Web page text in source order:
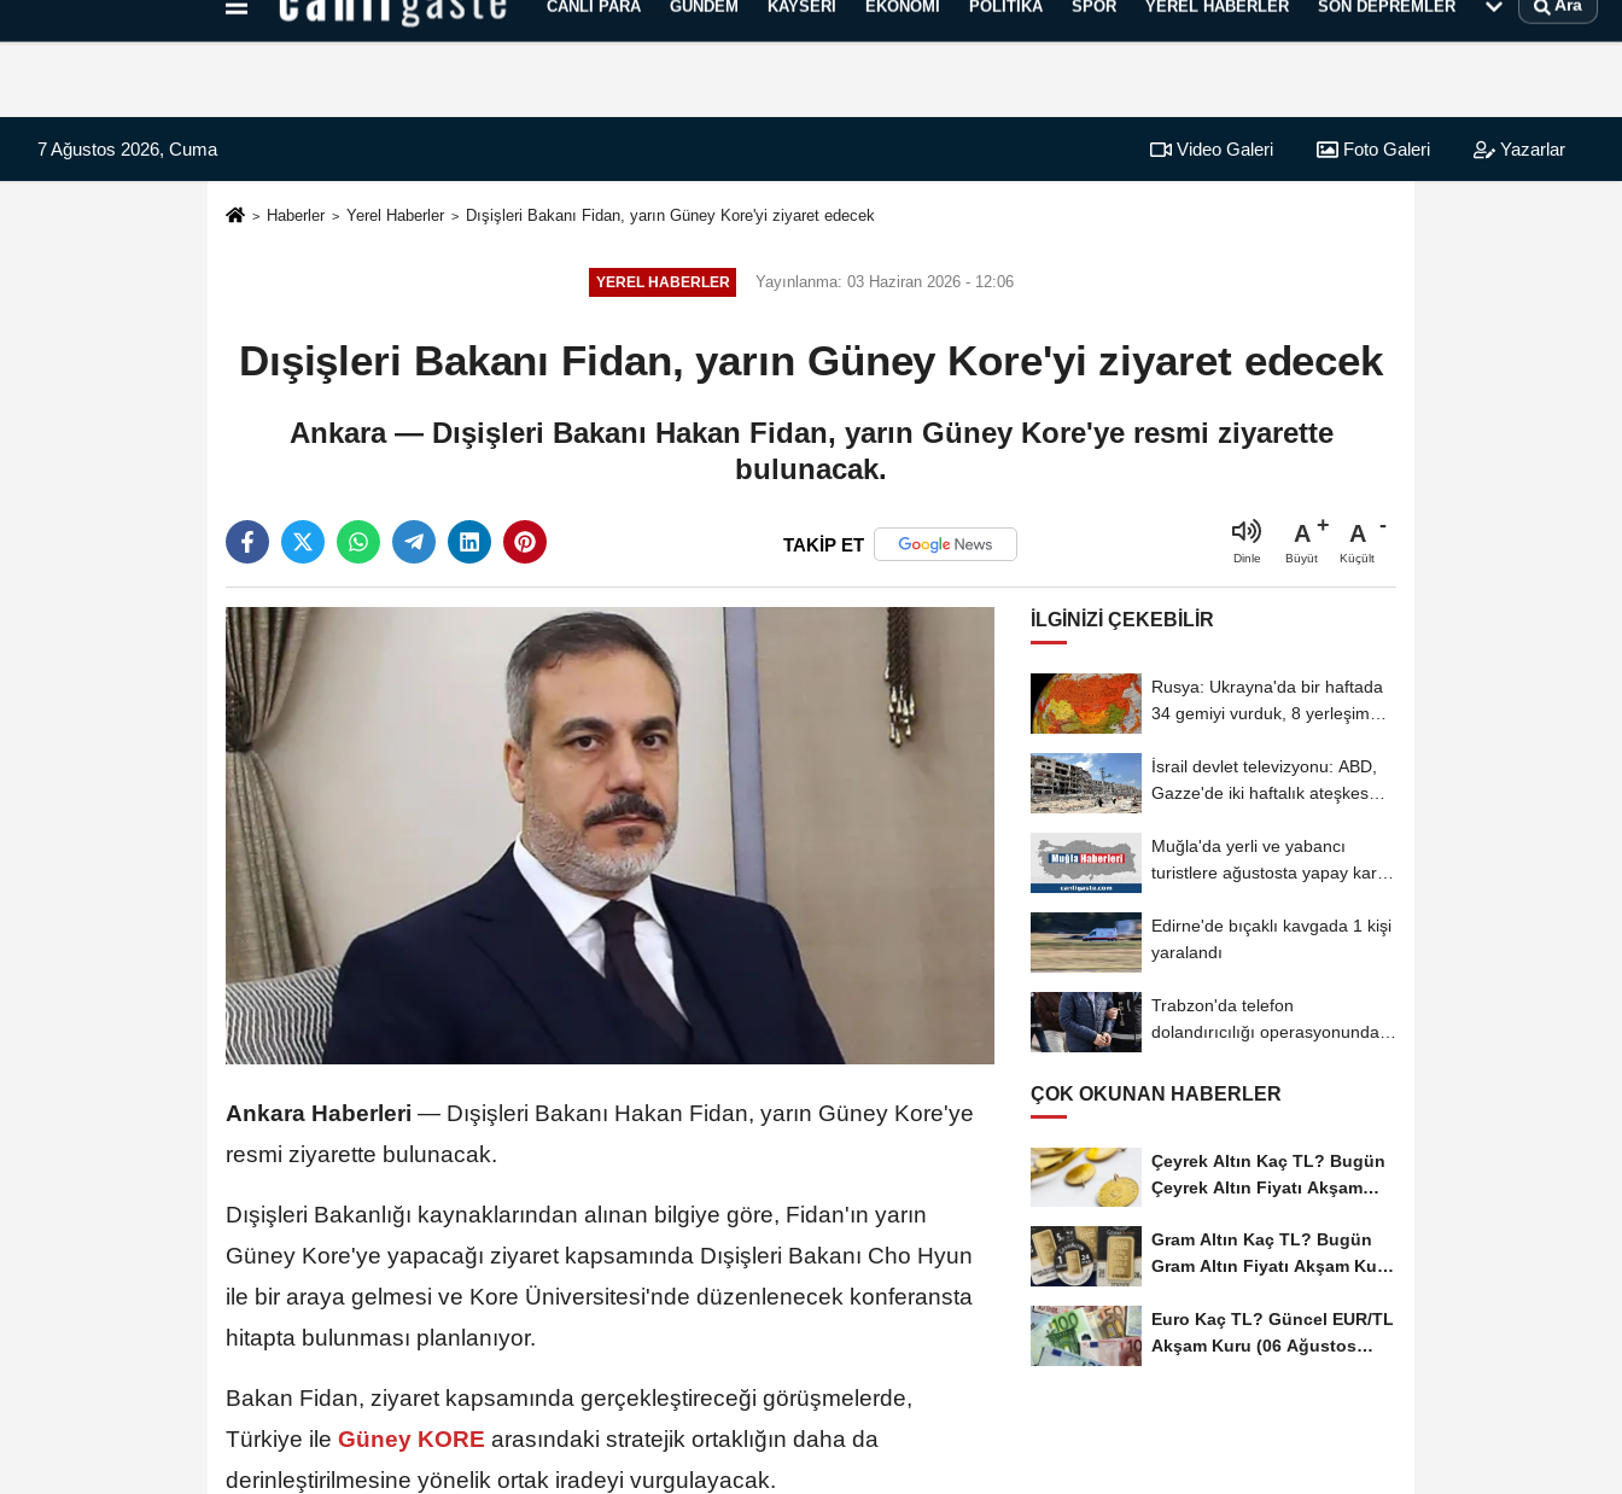
Kayseri Haberleri Can Radyo Dinle
CANLI PARA GÜNDEM KAYSERI EKONOMI POLITIKA SPOR YEREL HABERLER SON DEPREMLER Ara
7 Ağustos 2026, Cuma Video Galeri Foto Galeri Yazarlar
Haberler Yerel Haberler Dışişleri Bakanı Fidan, yarın Güney Kore'yi ziyaret edecek
YEREL HABERLER Yayınlanma: 03 Haziran 2026 - 12:06
Dışişleri Bakanı Fidan, yarın Güney Kore'yi ziyaret edecek
Ankara — Dışişleri Bakanı Hakan Fidan, yarın Güney Kore'ye resmi ziyarette
bulunacak.
TAKİP ET
Dinle
A
Büyüt
A
Küçült
Ankara Haberleri — Dışişleri Bakanı Hakan Fidan, yarın Güney Kore'ye
resmi ziyarette bulunacak.
Dışişleri Bakanlığı kaynaklarından alınan bilgiye göre, Fidan'ın yarın
Güney Kore'ye yapacağı ziyaret kapsamında Dışişleri Bakanı Cho Hyun
ile bir araya gelmesi ve Kore Üniversitesi'nde düzenlenecek konferansta
hitapta bulunması planlanıyor.
Bakan Fidan, ziyaret kapsamında gerçekleştireceği görüşmelerde,
Türkiye ile Güney KORE arasındaki stratejik ortaklığın daha da
derinleştirilmesine yönelik ortak iradeyi vurgulayacak.
İLGINIZI ÇEKEBILIR
Rusya: Ukrayna'da bir haftada
34 gemiyi vurduk, 8 yerleşim
İsrail devlet televizyonu: ABD,
Gazze'de iki haftalık ateşkes
Muğla'da yerli ve yabancı
turistlere ağustosta yapay kar
Edirne'de bıçaklı kavgada 1 kişi
yaralandı
Trabzon'da telefon
dolandırıcılığı operasyonunda 5
ÇOK OKUNAN HABERLER
Çeyrek Altın Kaç TL? Bugün
Çeyrek Altın Fiyatı Akşam
Gram Altın Kaç TL? Bugün
Gram Altın Fiyatı Akşam Kuru
Euro Kaç TL? Güncel EUR/TL
Akşam Kuru (06 Ağustos